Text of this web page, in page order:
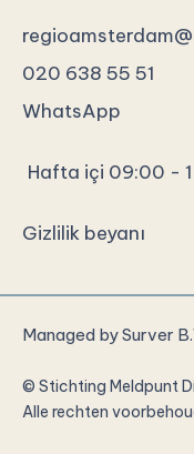
020 638 55 51
WhatsApp
Hafta içi 09:00 -
Gizlilik beyanı
© Stichting Meldpunt
Alle rechten
Managed bySurver